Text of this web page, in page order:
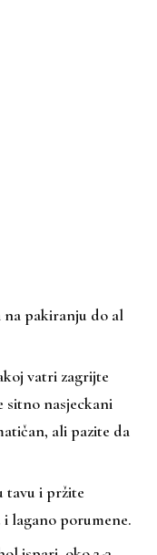
pakiranju do al
vatri zagrijte
sitno nasjeckani
ali pazite da
tavu i pržite
lagano porumene.